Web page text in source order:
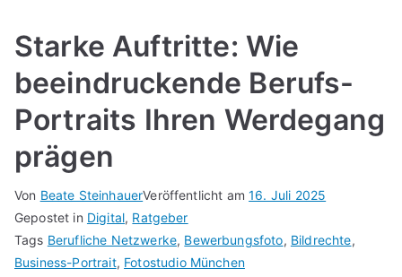
Starke Auftritte: Wie
beeindruckende Berufs-
Portraits Ihren Werdegang
prägen
Von Beate SteinhauerVeröffentlicht am16. Juli 2025
Gepostet in Digital, Ratgeber
Tags Berufliche Netzwerke, Bewerbungsfoto, Bildrechte,
Business-Portrait, Fotostudio München